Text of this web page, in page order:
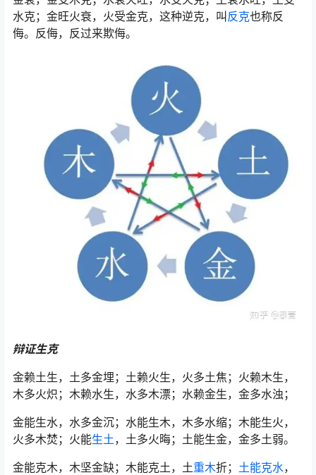
水克；金旺火衰，火受金克，这种逆克，叫 反克也称反
侮。反侮，反过来欺侮。
辩证生克
金赖土生，土多金埋；土赖火生，火多土焦；火赖木生，
木多火炽；木赖水生，水多木漂；水赖金生，金多水浊；
金能生水，水多金沉；水能生木，木多水缩；木能生火，
火多木焚；火能生土，土多火晦；土能生金，金多土弱。
金能克木，木坚金缺；木能克土，土重木折； 土能克水，